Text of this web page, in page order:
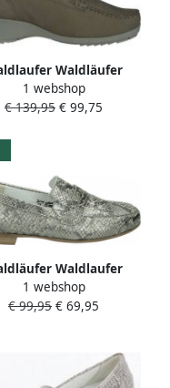
Waldläufer
348528 Instappers
1 webshop
€ 139,95 € 99,75
Waldlaufer
H Volwassenen
Kleur: Taupe
1 webshop
€ 99,95 € 69,95